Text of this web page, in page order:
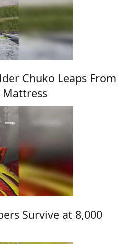
Chuko Leaps From
Mattress
Survive at 8,000